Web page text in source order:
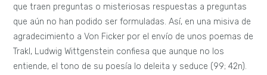
que traen preguntas o misteriosas respuestas a preguntas
que aún no han podido ser formuladas. Así, en una misiva de
agradecimiento a Von Ficker por el envío de unos poemas de
Trakl, Ludwig Wittgenstein confiesa que aunque no los
entiende, el tono de su poesía lo deleita y seduce (99; 42n).